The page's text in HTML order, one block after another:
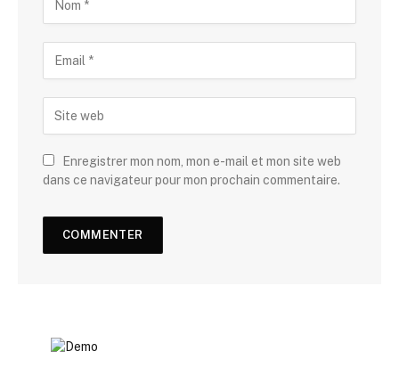
Enregistrer mon nom, mon e-mail et mon site web
dans ce navigateur pour mon prochain commentaire.